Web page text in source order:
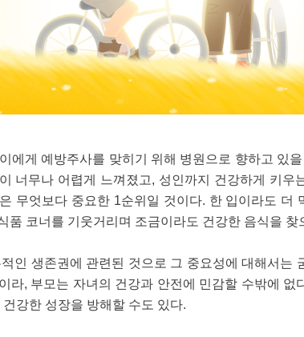
에게 예방주사를 맞히기 위해 병원으로 향하고 있
너무나 어렵게 느껴졌고, 성인까지 건강하게 키우
무엇보다 중요한 1순위일 것이다. 한 입이라도 더
품 코너를 기웃거리며 조금이라도 건강한 음식을
인 생존권에 관련된 것으로 그 중요성에 대해서는
라, 부모는 자녀의 건강과 안전에 민감할 수밖에 없
강한 성장을 방해할 수도 있다.